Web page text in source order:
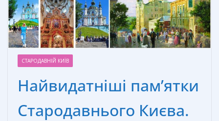
СТАРОДАВНІЙ КИЇВ
Найвидатніші пам’ятки
Стародавнього Києва.